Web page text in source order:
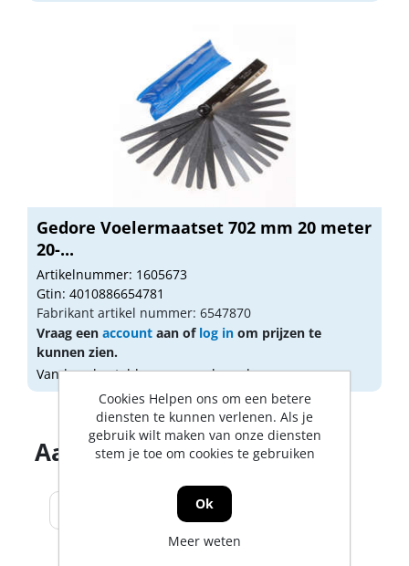
Gedore Voelermaatset 702 mm 20 meter
20-...
Artikelnummer: 1605673
Gtin: 4010886654781
Fabrikant artikel nummer: 6547870
Vraag een account aan of log in om prijzen te
kunnen zien.
Vandaag besteld, morgen geleverd
Aantal producten tonen
Cookies Helpen ons om een betere
diensten te kunnen verlenen. Als je
gebruik wilt maken van onze diensten
stem je toe om cookies te gebruiken
Ok
Meer weten